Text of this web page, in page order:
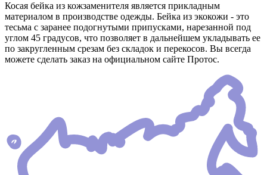
Косая бейка из кожзаменителя является прикладным
материалом в производстве одежды. Бейка из экокожи - это
тесьма с заранее подогнутыми припусками, нарезанной под
углом 45 градусов, что позволяет в дальнейшем укладывать ее
по закругленным срезам без складок и перекосов. Вы всегда
можете сделать заказ на официальном сайте Протос.